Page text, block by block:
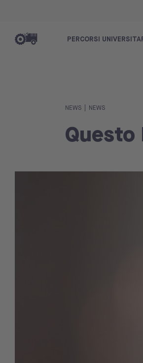
PERCORSI
NEWS NEWS